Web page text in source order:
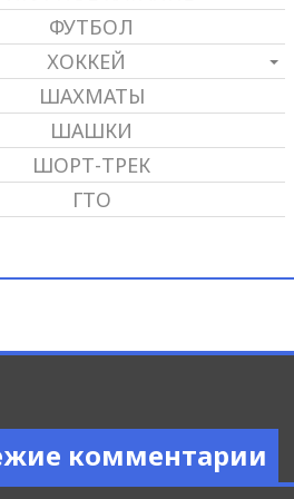
ФУТБОЛ
ХОККЕЙ
ШАХМАТЫ
ШАШКИ
ШОРТ-ТРЕК
ГТО
комментарии